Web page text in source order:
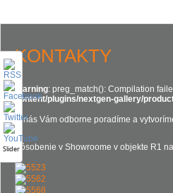
KONTAKTY
Warning: preg_match(): Compilation
content/plugins/nextgen-gallery/
U nás Vám odborne poradíme a
Pôsobenie v Showroome v objekte R1
Slider